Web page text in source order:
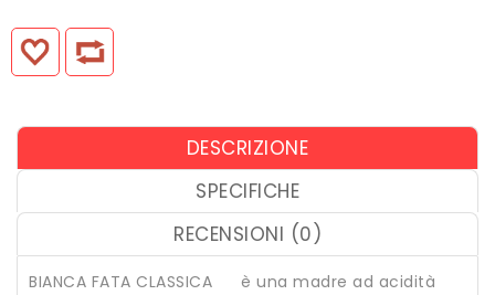
DESCRIZIONE
SPECIFICHE
RECENSIONI (0)
BIANCA FATA CLASSICA
è una madre ad acidità